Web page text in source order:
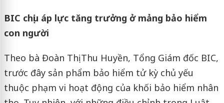
BIC chịu áp lực tăng trưởng ở mảng bảo hiểm
con người
Theo bà Đoàn Thị Thu Huyền, Tổng Giám đốc BIC,
trước đây sản phẩm bảo hiểm tử kỳ chủ yếu
thuộc phạm vi hoạt động của khối bảo hiểm nhân